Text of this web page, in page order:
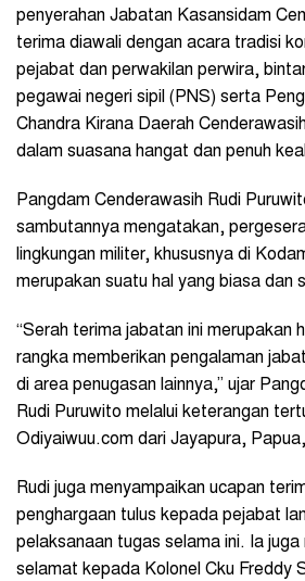
penyerahan Jabatan Kasansidam
terima diawali dengan acara tradisi
pejabat dan perwakilan perwira,
pegawai negeri sipil (PNS) serta
Chandra Kirana Daerah
dalam suasana hangat dan penuh
Pangdam Cenderawasih Rudi
sambutannya mengatakan,
lingkungan militer, khususnya di
merupakan suatu hal yang biasa dan
“Serah terima jabatan ini merupakan
rangka memberikan pengalaman
di area penugasan lainnya,” ujar
Rudi Puruwito melalui keterangan
Odiyaiwuu.com dari Jayapura,
Rudi juga menyampaikan ucapan
penghargaan tulus kepada pejabat
pelaksanaan tugas selama ini. Ia juga
selamat kepada Kolonel Cku Freddy